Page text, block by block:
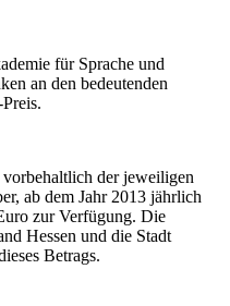
für Sprache und
an den bedeutenden
vorbehaltlich der jeweiligen
ab dem Jahr 2013 jährlich
zur Verfügung. Die
Hessen und die Stadt
Betrags.